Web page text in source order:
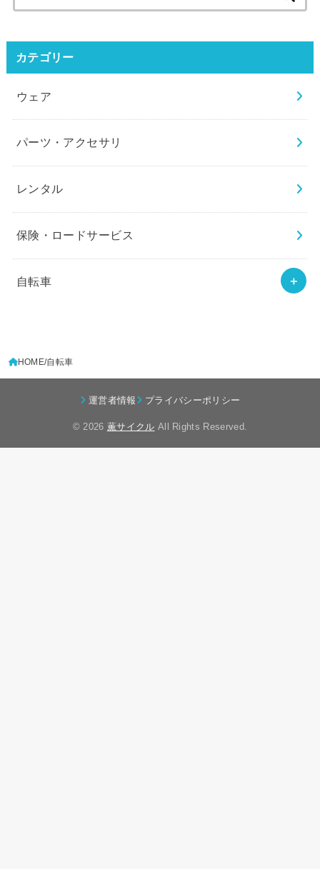
索:
カテゴリー
ウェア
パーツ・アクセサリ
レンタル
保険・ロードサービス
自転車
HOME 自転車
運営者情報 プライバシーポリシー
© 2026 薫サイクル All Rights Reserved.